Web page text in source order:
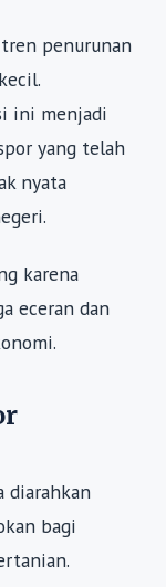
penurunan
ini menjadi
yang telah
nyata
karena
eceran dan
diarahkan
bagi